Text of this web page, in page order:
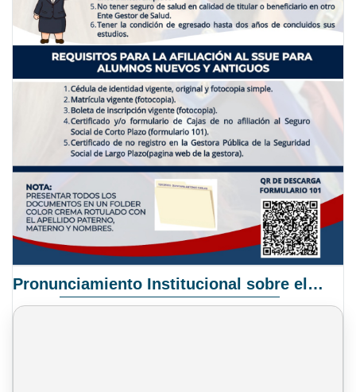
Pronunciamiento Institucional sobre el Proyecto de Ley N° 068/2025-2026 C.S.